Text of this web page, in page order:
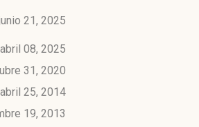
21, 2025
abril 08, 2025
31, 2020
abril 25, 2014
19, 2013